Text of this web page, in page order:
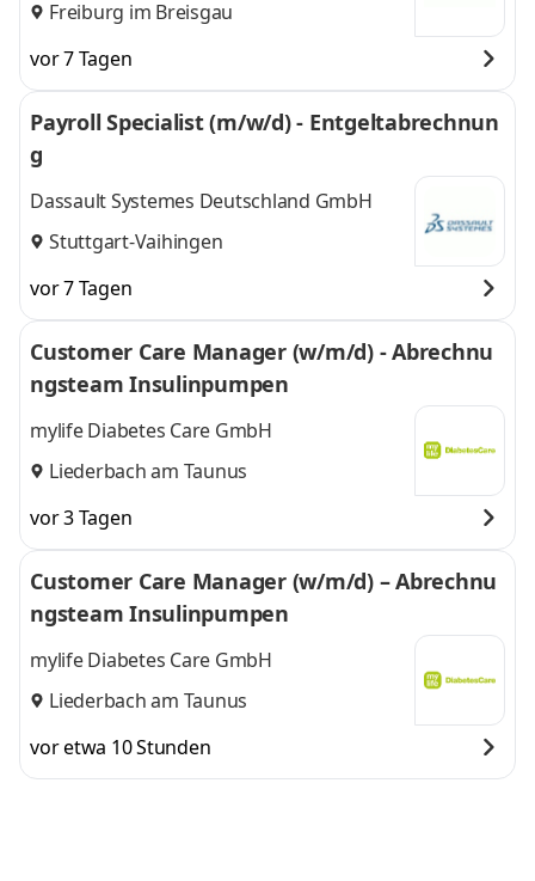
Freiburg im Breisgau
vor 7 Tagen
Payroll Specialist (m/w/d) - Entgeltabrechnun
g
Dassault Systemes Deutschland GmbH
Stuttgart-Vaihingen
vor 7 Tagen
Customer Care Manager (w/m/d) - Abrechnu
ngsteam Insulinpumpen
mylife Diabetes Care GmbH
Liederbach am Taunus
vor 3 Tagen
Customer Care Manager (w/m/d) – Abrechnu
ngsteam Insulinpumpen
mylife Diabetes Care GmbH
Liederbach am Taunus
vor etwa 10 Stunden